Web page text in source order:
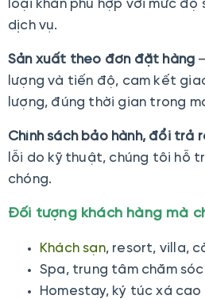
loại khăn phù hợp với mức độ
dịch vụ.
Sản xuất theo đơn đặt hàng
lượng và tiến độ, cam kết
lượng, đúng thời gian trong
Chính sách bảo hành, đổi trả
lỗi do kỹ thuật, chúng tôi hỗ
chóng.
Đối tượng khách hàng mà
Khách sạn, resort, villa,
Spa, trung tâm chăm
Homestay, ký túc xá cao